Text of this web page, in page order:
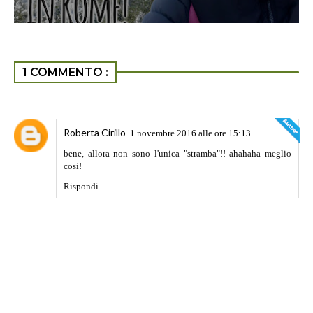
1 COMMENTO :
Roberta Cirillo 1 novembre 2016 alle ore 15:13
bene, allora non sono l'unica "stramba"!! ahahaha meglio
così!
Rispondi